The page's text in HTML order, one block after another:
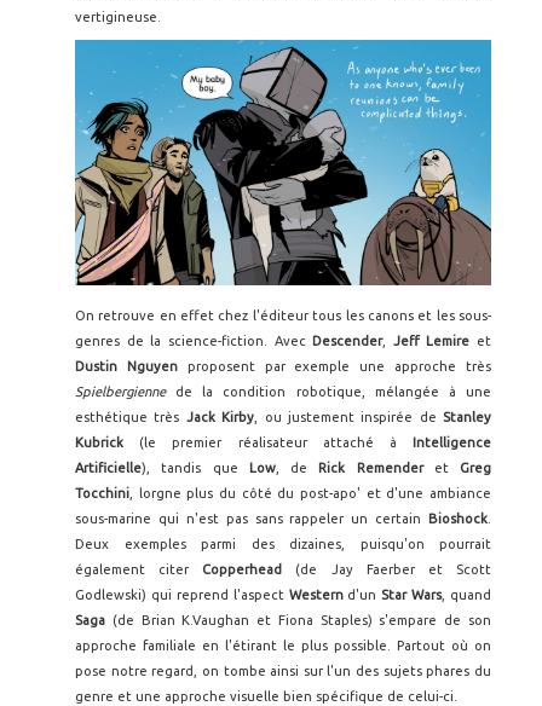
vertigineuse.
On retrouve en effet chez l'éditeur tous les canons et les sous-
genres de la science-fiction. Avec
Descender, Jeff Lemire et
Dustin Nguyenproposent par exemple une approche très
Spielbergienne de la condition robotique, mélangée à une
esthétique très Jack Kirby , ou justement inspirée de Stanley
Kubrick (le premier réalisateur attaché à
Intelligence
Artificielle), tandis que Low, de Rick Remender et Greg
Tocchini , lorgne plus du côté du post-apo' et d'une ambiance
sous-marine qui n'est pas sans rappeler un certain
Bioshock
Deux exemples parmi des dizaines, puisqu'on pourrait
également citer Copperhead (de Jay Faerber et Scott
Godlewski) qui reprend l'aspect Western d'un Star Wars, quand
Saga (de Brian K.Vaughan et Fiona Staples) s'empare de son
approche familiale en l'étirant le plus possible. Partout où on
pose notre regard, on tombe ainsi sur l'un des sujets phares du
genre et une approche visuelle bien spécifique de celui-ci.